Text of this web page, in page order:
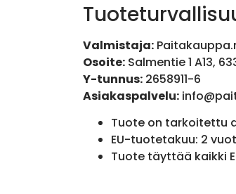
Valmistaja:
Osoite:Salmentie 1 A13,
Y-tunnus:2658911-6
Asiakaspalvelu:
Tuote on tarkoitettu
EU-tuotetakuu: 2
Tuote täyttää kaikki